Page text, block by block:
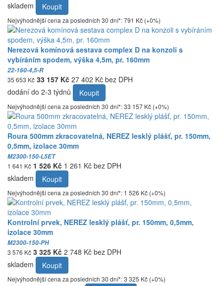
skladem
Koupit
Nejvýhodnější cena za posledních 30 dní*: 791 Kč (+0%)
Nerezová komínová sestava complex D na konzoli s
vybíráním spodem, výška 4,5m, pr. 160mm
22-160-4,5-R
35 653 Kč 33 157 Kč 27 402 Kč bez DPH
dodání do 2-3 týdnů
Koupit
Nejvýhodnější cena za posledních 30 dní*: 33 157 Kč (+0%)
Roura 500mm zkracovatelná, NEREZ lesklý plášť, pr. 150mm,
0,5mm, izolace 30mm
M2300-150-L5ET
1 641 Kč 1 526 Kč 1 261 Kč bez DPH
skladem
Koupit
Nejvýhodnější cena za posledních 30 dní*: 1 526 Kč (+0%)
Kontrolní prvek, NEREZ lesklý plášť, pr. 150mm, 0,5mm,
izolace 30mm
M2300-150-PH
3 576 Kč 3 325 Kč 2 748 Kč bez DPH
skladem
Koupit
Nejvýhodnější cena za posledních 30 dní*: 3 325 Kč (+0%)